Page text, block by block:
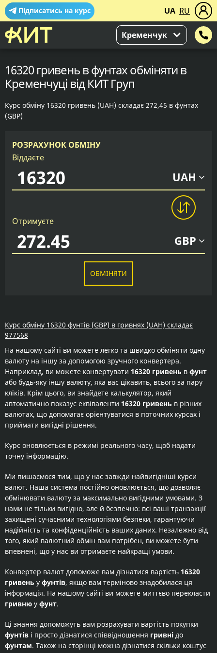
Підписатись на курс UA RU
Кременчук
16320 гривень в фунтах обміняти в
Кременчуці від КИТ Груп
Курс обміну 16320 гривень (UAH) складає 272,45 в фунтах
(GBP)
РОЗРАХУНОК ОБМІНУ
Віддаєте
UAH
Отримуєте
GBP
ОБМІНЯТИ
Курс обміну 16320 фунтів (GBP) в гривнях (UAH) складає
977568
На нашому сайті ви можете легко та швидко обміняти одну
валюту на іншу за допомогою зручного конвертера.
Наприклад, ви можете конвертувати 16320 гривень в фунт
або будь-яку іншу валюту, яка вас цікавить, всього за пару
кліків. Крім цього, ви знайдете калькулятор, який
автоматично показує еквіваленти 16320 гривень в різних
валютах, що допомагає орієнтуватися в поточних курсах і
приймати вигідні рішення.
Курс оновлюється в режимі реального часу, щоб надати
точну інформацію.
Ми пишаємося тим, що у нас завжди найвигідніші курси
валют. Наша система постійно оновлюється, що дозволяє
обмінювати валюту за максимально вигідними умовами. З
нами не тільки вигідно, але й безпечно: всі ваші транзакції
захищені сучасними технологіями безпеки, гарантуючи
надійність та конфіденційність ваших даних. Незалежно від
того, який валютний обмін вам потрібен, ви можете бути
впевнені, що у нас ви отримаєте найкращі умови.
Конвертер валют допоможе вам дізнатися вартість 16320
гривень у фунтів, якщо вам терміново знадобилася ця
інформація. На нашому сайті ви можете миттєво перекласти
гривню у фунт.
Ці знання допоможуть вам розрахувати вартість покупки
фунтів і просто дізнатися співвідношення гривні до
фунтам. Також на сторінці можна дізнатися скільки коштує